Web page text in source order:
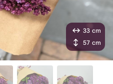
33 cm
57 cm